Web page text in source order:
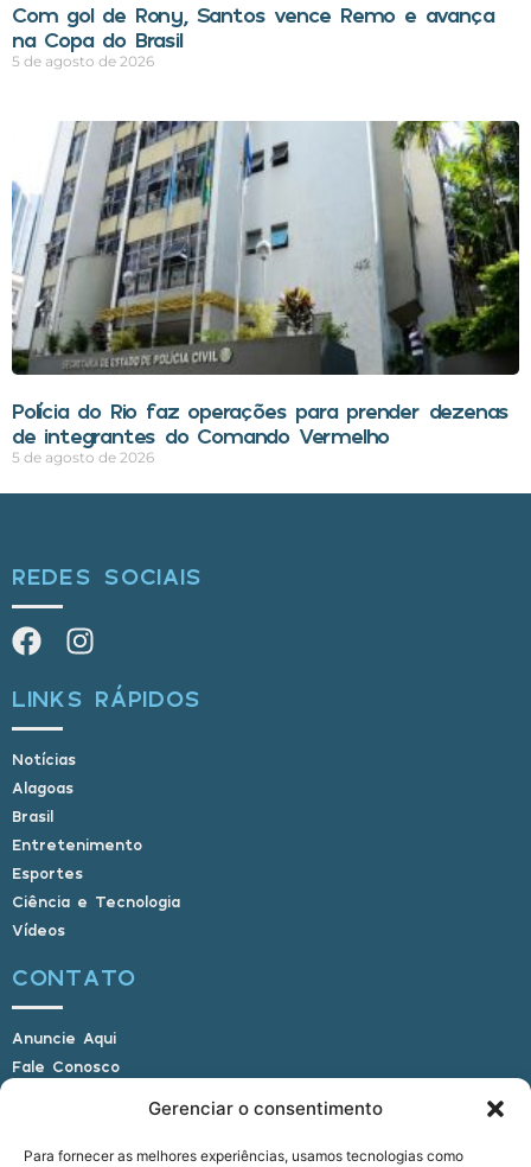
Gerenciar o consentimento
Para fornecer as melhores experiências, usamos tecnologias como
Com gol de Rony, Santos vence Remo e avança
na Copa do Brasil
5 de agosto de 2026
Polícia do Rio faz operações para prender dezenas
de integrantes do Comando Vermelho
5 de agosto de 2026
REDES SOCIAIS
LINKS RÁPIDOS
Notícias
Alagoas
Brasil
Entretenimento
Esportes
Ciência e Tecnologia
Vídeos
CONTATO
Anuncie Aqui
Fale Conosco